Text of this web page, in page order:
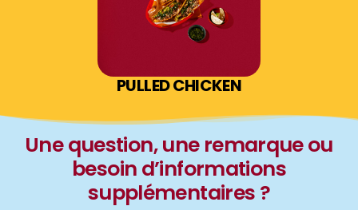
PULLED CHICKEN
Une question, une remarque ou
besoin d’informations
supplémentaires ?